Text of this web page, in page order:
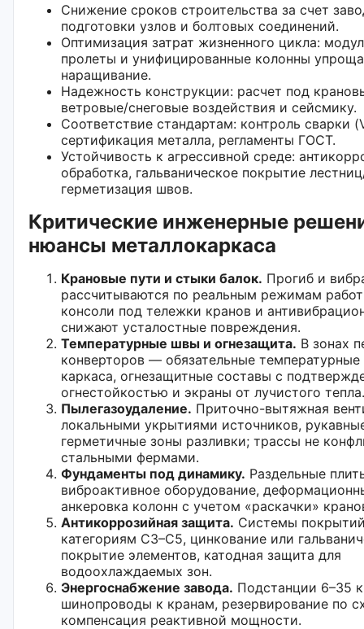
Снижение сроков строительства за счет
подготовки узлов и болтовых соединений.
Оптимизация затрат жизненного цикла:
пролеты и унифицированные колонны
наращивание.
Надежность конструкции: расчет под
ветровые/снеговые воздействия и сейсмику.
Соответствие стандартам: контроль сварки
сертификация металла, регламенты ГОСТ.
Устойчивость к агрессивной среде:
обработка, гальваническое покрытие
герметизация швов.
Критические инженерные
нюансы металлокаркаса
Крановые пути и стыки балок. Прогиб и
рассчитываются по реальным режимам
консоли под тележки кранов и
снижают усталостные повреждения.
Температурные швы и огнезащита. В зонах
конверторов — обязательные температурные
каркаса, огнезащитные составы с
огнестойкостью и экраны от лучистого тепла.
Пылегазоудаление. Приточно-вытяжная
локальными укрытиями источников,
герметичные зоны разливки; трассы не
стальными фермами.
Фундаменты под динамику. Раздельные
виброактивное оборудование,
анкеровка колонн с учетом «раскачки»
Антикоррозийная защита. Системы
категориям C3–C5, цинкование или
покрытие элементов, катодная защита для
водоохлаждаемых зон.
Энергоснабжение завода. Подстанции 6–35
шинопроводы к кранам, резервирование по
компенсация реактивной мощности.